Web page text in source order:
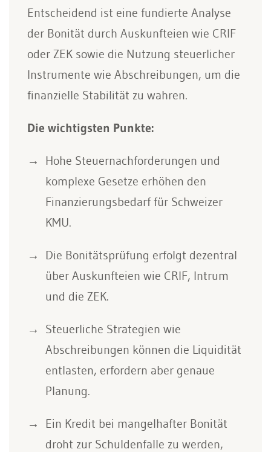
Entscheidend ist eine fundierte Analyse
der Bonität durch Auskunfteien wie CRIF
oder ZEK sowie die Nutzung steuerlicher
Instrumente wie Abschreibungen, um die
finanzielle Stabilität zu wahren.
Die wichtigsten Punkte:
Hohe Steuernachforderungen und
komplexe Gesetze erhöhen den
Finanzierungsbedarf für Schweizer
KMU.
Die Bonitätsprüfung erfolgt dezentral
über Auskunfteien wie CRIF, Intrum
und die ZEK.
Steuerliche Strategien wie
Abschreibungen können die Liquidität
entlasten, erfordern aber genaue
Planung.
Ein Kredit bei mangelhafter Bonität
droht zur Schuldenfalle zu werden,